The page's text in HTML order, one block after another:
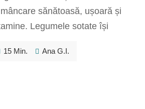
sănătoasă, ușoară și
Legumele sotate își
15 Min. Ana G.I.